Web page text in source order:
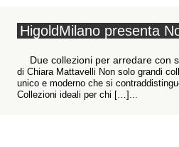
HigoldMilano presenta
Due collezioni per arredare con
di Chiara Mattavelli Non solo grandi
unico e moderno che si
Collezioni ideali per chi […]...